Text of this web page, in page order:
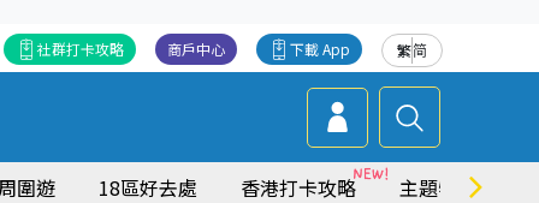
繁简
下載 App
商戶中心
社群打卡攻略
圍遊 18區好去處 香港打卡攻略 主題特集